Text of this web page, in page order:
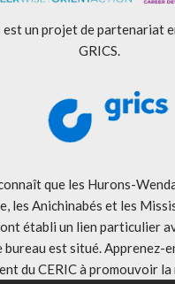
est un projet de partenariat
GRICS.
que les Hurons-
les Anichinabés et les
établi un lien particulier
bureau est situé. Apprenez-
du CERIC à promouvoir